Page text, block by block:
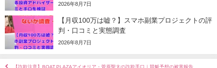
2026年8月7日
【月収100万は嘘？】スマホ副業プロジェクトの評
判・口コミと実態調査
2026年8月7日
【詐欺注意】BOAT PLAZAアイオリア・菅原聖太の詐欺手口｜競艇予想の被害報告